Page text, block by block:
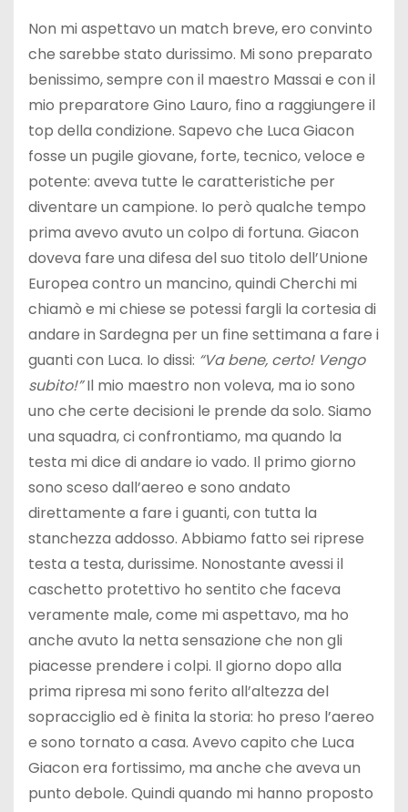
Non mi aspettavo un match breve, ero convinto
che sarebbe stato durissimo. Mi sono preparato
benissimo, sempre con il maestro Massai e con il
mio preparatore Gino Lauro, fino a raggiungere il
top della condizione. Sapevo che Luca Giacon
fosse un pugile giovane, forte, tecnico, veloce e
potente: aveva tutte le caratteristiche per
diventare un campione. Io però qualche tempo
prima avevo avuto un colpo di fortuna. Giacon
doveva fare una difesa del suo titolo dell’Unione
Europea contro un mancino, quindi Cherchi mi
chiamò e mi chiese se potessi fargli la cortesia di
andare in Sardegna per un fine settimana a fare i
guanti con Luca. Io dissi: “Va bene, certo! Vengo
subito!”Il mio maestro non voleva, ma io sono
uno che certe decisioni le prende da solo. Siamo
una squadra, ci confrontiamo, ma quando la
testa mi dice di andare io vado. Il primo giorno
sono sceso dall’aereo e sono andato
direttamente a fare i guanti, con tutta la
stanchezza addosso. Abbiamo fatto sei riprese
testa a testa, durissime. Nonostante avessi il
caschetto protettivo ho sentito che faceva
veramente male, come mi aspettavo, ma ho
anche avuto la netta sensazione che non gli
piacesse prendere i colpi. Il giorno dopo alla
prima ripresa mi sono ferito all’altezza del
sopracciglio ed è finita la storia: ho preso l’aereo
e sono tornato a casa. Avevo capito che Luca
Giacon era fortissimo, ma anche che aveva un
punto debole. Quindi quando mi hanno proposto